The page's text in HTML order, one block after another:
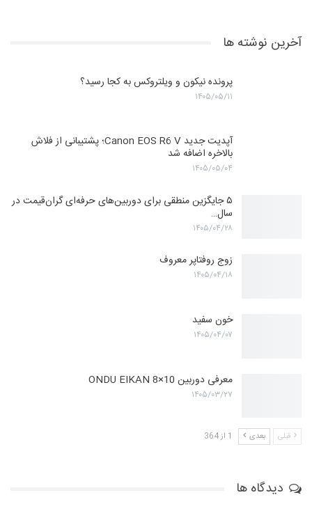
آخرین نوشته ها
پرونده نیکون و ویلتروکس به کجا رسید؟
۱۴۰۵/۰۵/۱۱
آپدیت جدید Canon EOS R6 V؛ پشتیبانی از فلاش
بالاخره اضافه شد
۱۴۰۵/۰۵/۰۴
۵ جایگزین منطقی برای دوربین‌های حرفه‌ای گران‌قیمت در
سال…
۱۴۰۵/۰۴/۲۸
زوج روفتاپر معروف
۱۴۰۵/۰۴/۱۸
خون سفید
۱۴۰۵/۰۴/۰۷
معرفی دوربین ONDU EIKAN 8×10
۱۴۰۵/۰۳/۲۷
قبلی بعدی 1 از 364
دیدگاه ها